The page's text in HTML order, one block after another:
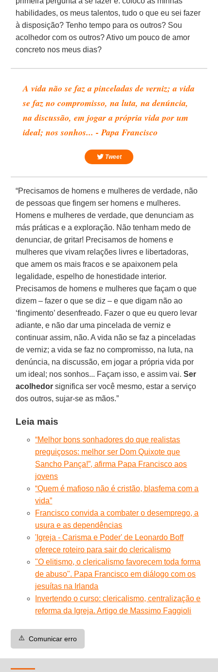
habilidades, os meus talentos, tudo o que eu sei fazer
à disposição? Tenho tempo para os outros? Sou
acolhedor com os outros? Ativo um pouco de amor
concreto nos meus dias?
A vida não se faz a pinceladas de verniz; a vida
se faz no compromisso, na luta, na denúncia,
na discussão, em jogar a própria vida por um
ideal; nos sonhos... - Papa Francisco
Tweet
“Precisamos de homens e mulheres de verdade, não
de pessoas que fingem ser homens e mulheres.
Homens e mulheres de verdade, que denunciam as
más práticas e a exploração. Não tenham medo de
denunciar, de gritar! Precisamos de homens e
mulheres que vivam relações livres e libertadoras,
que amem os mais fracos e se apaixonem pela
legalidade, espelho de honestidade interior.
Precisamos de homens e mulheres que façam o que
dizem – fazer o que se diz – e que digam não ao
‘fingimento’ desenfreado. Fazer o que eu quero levar
adiante, e não dar uma pincelada de verniz e
continuar assim, não. A vida não se faz a pinceladas
de verniz; a vida se faz no compromisso, na luta, na
denúncia, na discussão, em jogar a própria vida por
um ideal; nos sonhos... Façam isso, e assim vai.Ser
acolhedor significa ser você mesmo, estar a serviço
dos outros, sujar-se as mãos.”
Leia mais
“Melhor bons sonhadores do que realistas
preguiçosos: melhor ser Dom Quixote que
Sancho Pança!”, afirma Papa Francisco aos
jovens
“Quem é mafioso não é cristão, blasfema com a
vida”
Francisco convida a combater o desemprego, a
usura e as dependências
'Igreja - Carisma e Poder' de Leonardo Boff
oferece roteiro para sair do clericalismo
"O elitismo, o clericalismo favorecem toda forma
de abuso". Papa Francisco em diálogo com os
jesuítas na Irlanda
Invertendo o curso: clericalismo, centralização e
reforma da Igreja. Artigo de Massimo Faggioli
⚠️ Comunicar erro